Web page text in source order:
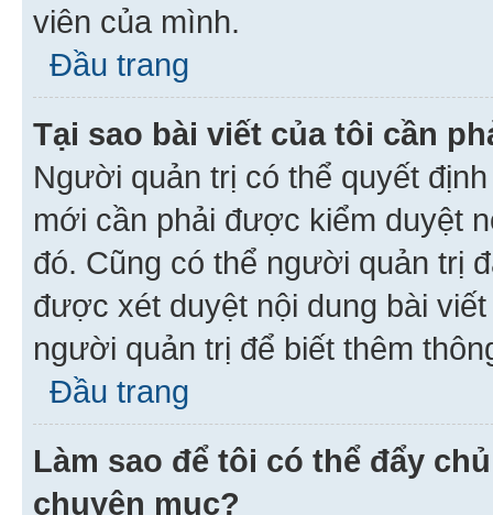
viên của mình.
Đầu trang
Tại sao bài viết của tôi cần
Người quản trị có thể quyết
mới cần phải được kiểm duyệt
đó. Cũng có thể người quản trị
được xét duyệt nội dung bài
người quản trị để biết thêm
Đầu trang
Làm sao để tôi có thể đẩy
chuyên mục?